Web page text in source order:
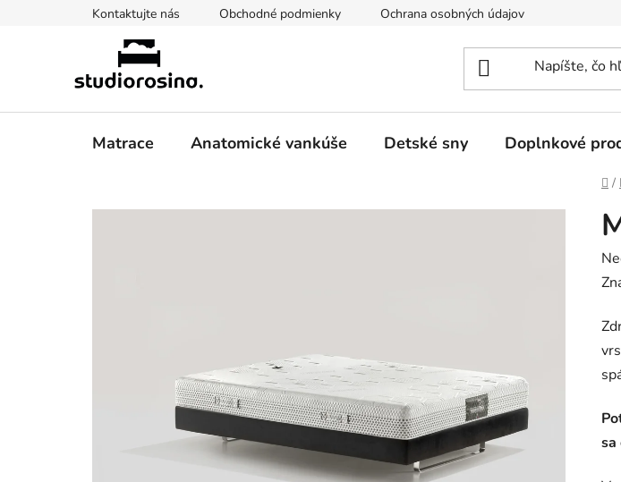
Kontaktujte nás Obchodné podmienky Ochrana osobných údajov
Matrace Anatomické vankúše Detské sny Doplnkové
/
je
0,0
z
sa